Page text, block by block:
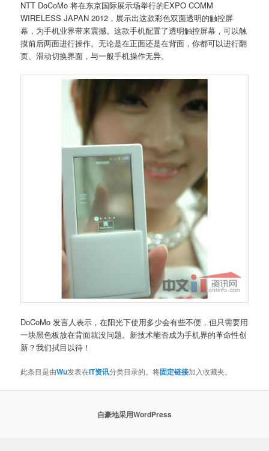
NTT DoCoMo 将在东京国际展示场举行的EXPO COMM
WIRELESS JAPAN 2012，展示出这款彩色双面透明的触控屏
幕，为手机业界带来震撼。这款手机配置了透明触控屏幕，可以触
摸前后两面进行操作。无论是在正面还是在背面，你都可以进行翻
页、滑动切换界面，与一般手机操作无异。
DoCoMo 发言人表示，在阳光下使用多少会有些不便，但只需要用
一块黑色板放在背面就没问题。新技术能否成为手机界的革命性创
新？我们拭目以待！
此条目是由Wu发表在IT资讯分类目录的。将固定链接加入收藏夹。
自豪地采用WordPress